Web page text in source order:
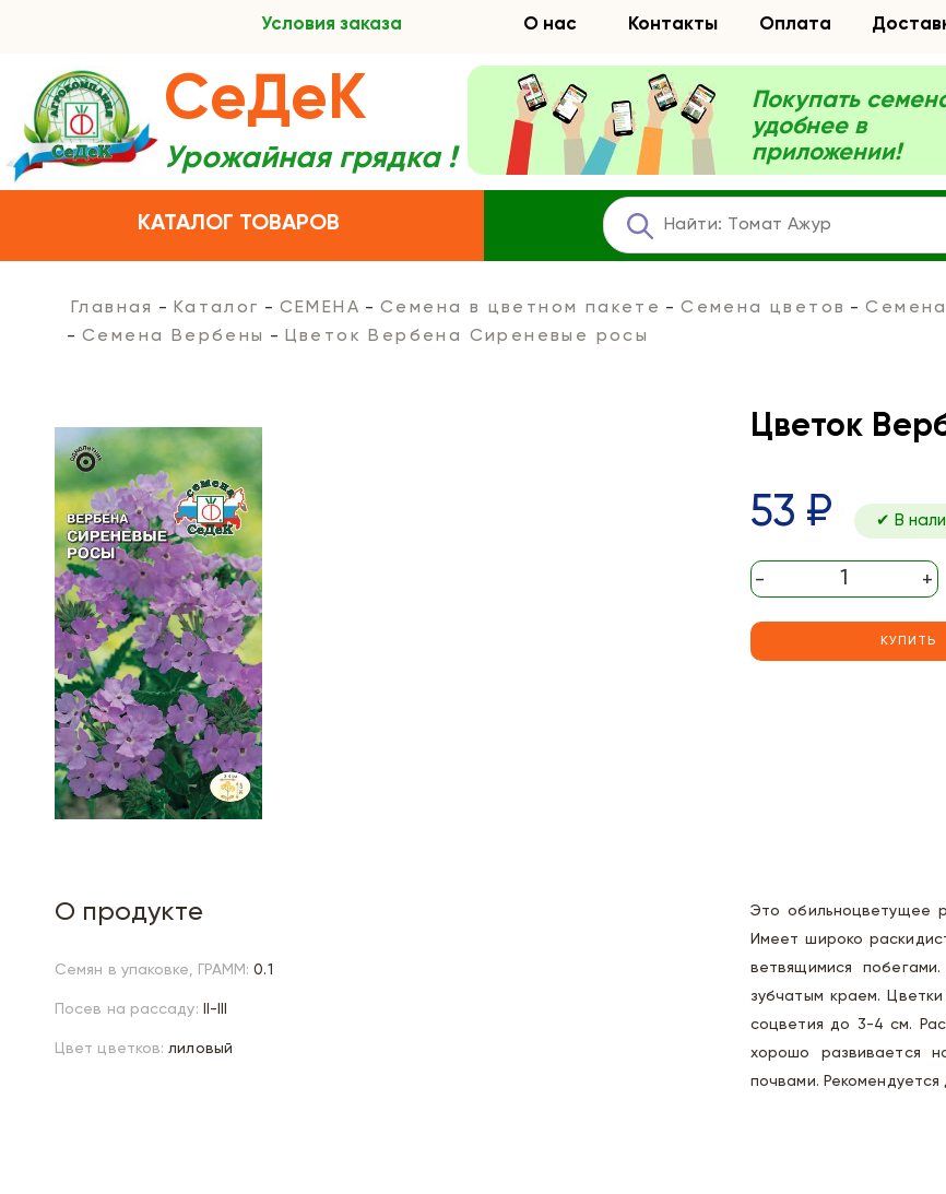
Условия заказа О нас Контакты Оплата
КАТАЛОГ ТОВАРОВ
СеДеК
Урожайная грядка !
Покупать
удобнее в
приложении!
Главная Каталог СЕМЕНА Семена в цветном пакете Семена цветов
Семена Вербены
Цветок Вербена Сиреневые росы
Цветок
53 ₽ ✔ В
- +
КУПИТЬ
О продукте
Семян в упаковке, ГРАММ: 0.1
Посев на рассаду: II-III
Цвет цветков: лиловый
Это обильноцветущее
Имеет широко
ветвящимися
зубчатым краем.
соцветия до 3-4 см.
хорошо развивается
почвами.